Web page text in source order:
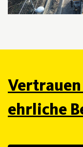
Vertrauen
ehrliche